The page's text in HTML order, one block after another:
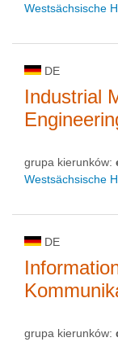
Westsächsische
DE
Industrial
grupa kierunków:
Westsächsische
DE
grupa kierunków: